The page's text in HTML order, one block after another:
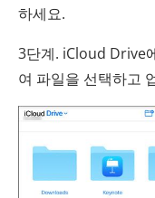
하세요.
3단계. iCloud Drive
여 파일을 선택하고